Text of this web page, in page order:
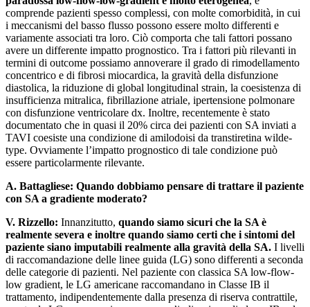
comprende pazienti spesso complessi, con molte comorbidità, in cui
i meccanismi del basso flusso possono essere molto differenti e
variamente associati tra loro. Ciò comporta che tali fattori possano
avere un differente impatto prognostico. Tra i fattori più rilevanti in
termini di outcome possiamo annoverare il grado di rimodellamento
concentrico e di fibrosi miocardica, la gravità della disfunzione
diastolica, la riduzione di global longitudinal strain, la coesistenza di
insufficienza mitralica, fibrillazione atriale, ipertensione polmonare
con disfunzione ventricolare dx. Inoltre, recentemente è stato
documentato che in quasi il 20% circa dei pazienti con SA inviati a
TAVI coesiste una condizione di amilodoisi da transtiretina wilde-
type. Ovviamente l’impatto prognostico di tale condizione può
essere particolarmente rilevante.
A. Battagliese: Quando dobbiamo pensare di trattare il paziente
con SA a gradiente moderato?
V. Rizzello: Innanzitutto, quando siamo sicuri che la SA è
realmente severa e inoltre quando siamo certi che i sintomi del
paziente siano imputabili realmente alla gravità della SA. I livelli
di raccomandazione delle linee guida (LG) sono differenti a seconda
delle categorie di pazienti. Nel paziente con classica SA low-flow-
low gradient, le LG americane raccomandano in Classe IB il
trattamento, indipendentemente dalla presenza di riserva contrattile,